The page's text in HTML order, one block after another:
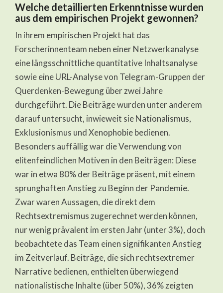
Welche detaillierten Erkenntnisse wurden
aus dem empirischen Projekt gewonnen?
In ihrem empirischen Projekt hat das
Forscherinnenteam neben einer Netzwerkanalyse
eine längsschnittliche quantitative Inhaltsanalyse
sowie eine URL-Analyse von Telegram-Gruppen der
Querdenken-Bewegung über zwei Jahre
durchgeführt. Die Beiträge wurden unter anderem
darauf untersucht, inwieweit sie Nationalismus,
Exklusionismus und Xenophobie bedienen.
Besonders auffällig war die Verwendung von
elitenfeindlichen Motiven in den Beiträgen: Diese
war in etwa 80% der Beiträge präsent, mit einem
sprunghaften Anstieg zu Beginn der Pandemie.
Zwar waren Aussagen, die direkt dem
Rechtsextremismus zugerechnet werden können,
nur wenig prävalent im ersten Jahr (unter 3%), doch
beobachtete das Team einen signifikanten Anstieg
im Zeitverlauf. Beiträge, die sich rechtsextremer
Narrative bedienen, enthielten überwiegend
nationalistische Inhalte (über 50%), 36% zeigten